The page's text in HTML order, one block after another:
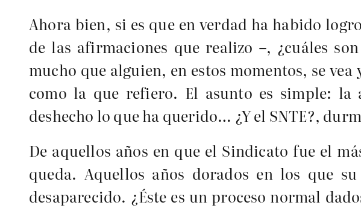
Ahora bien, si es que en verdad ha habido
de las afirmaciones que realizo –, ¿cuáles
mucho que alguien, en estos momentos, se
como la que refiero. El asunto es simple:
deshecho lo que ha querido… ¿Y el SNTE?,
De aquellos años en que el Sindicato fue el
queda. Aquellos años dorados en los que
desaparecido. ¿Éste es un proceso normal